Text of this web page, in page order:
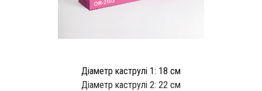
Діаметр каструлі 1: 18 см
Діаметр каструлі 2: 22 см